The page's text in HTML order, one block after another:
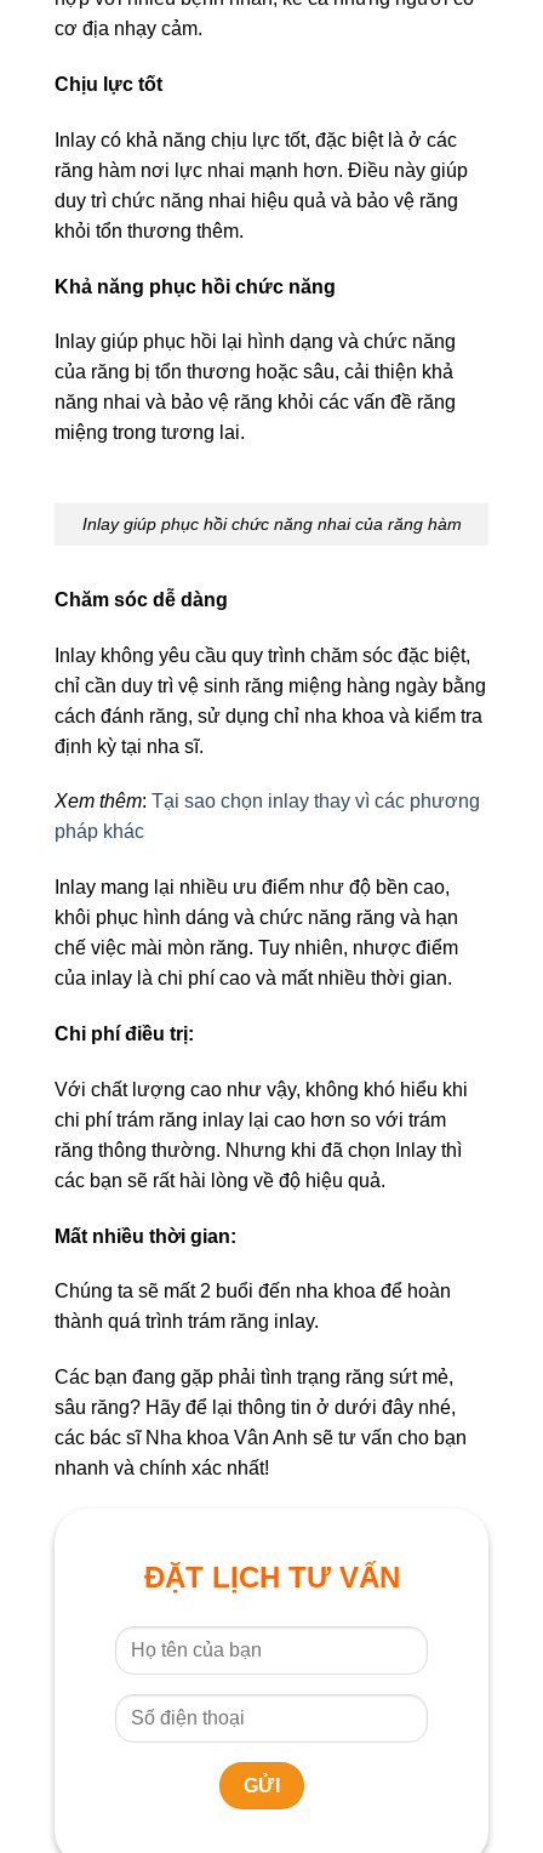
cơ địa nhạy cảm.
Chịu lực tốt
Inlay có khả năng chịu lực tốt, đặc biệt là ở các
răng hàm nơi lực nhai mạnh hơn. Điều này giúp
duy trì chức năng nhai hiệu quả và bảo vệ răng
khỏi tổn thương thêm.
Khả năng phục hồi chức năng
Inlay giúp phục hồi lại hình dạng và chức năng
của răng bị tổn thương hoặc sâu, cải thiện khả
năng nhai và bảo vệ răng khỏi các vấn đề răng
miệng trong tương lai.
Inlay giúp phục hồi chức năng nhai của răng hàm
Chăm sóc dễ dàng
Inlay không yêu cầu quy trình chăm sóc đặc biệt,
chỉ cần duy trì vệ sinh răng miệng hàng ngày bằng
cách đánh răng, sử dụng chỉ nha khoa và kiểm tra
định kỳ tại nha sĩ.
Xem thêm: Tại sao chọn inlay thay vì các phương
pháp khác
Inlay mang lại nhiều ưu điểm như độ bền cao,
khôi phục hình dáng và chức năng răng và hạn
chế việc mài mòn răng. Tuy nhiên, nhược điểm
của inlay là chi phí cao và mất nhiều thời gian.
Chi phí điều trị:
Với chất lượng cao như vậy, không khó hiểu khi
chi phí trám răng inlay lại cao hơn so với trám
răng thông thường. Nhưng khi đã chọn Inlay thì
các bạn sẽ rất hài lòng về độ hiệu quả.
Mất nhiều thời gian:
Chúng ta sẽ mất 2 buổi đến nha khoa để hoàn
thành quá trình trám răng inlay.
Các bạn đang gặp phải tình trạng răng sứt mẻ,
sâu răng? Hãy để lại thông tin ở dưới đây nhé,
các bác sĩ Nha khoa Vân Anh sẽ tư vấn cho bạn
nhanh và chính xác nhất!
ĐẶT LỊCH TƯ VẤN